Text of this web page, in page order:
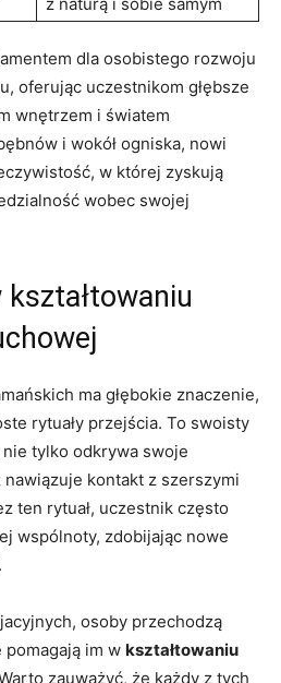
dla osobistego rozwoju
oferując uczestnikom głębsze
wnętrzem i światem
i wokół ogniska, nowi
w której zyskują
wobec swojej
kształtowaniu
ma głębokie znaczenie,
rytuały przejścia. To swoisty
tylko odkrywa swoje
kontakt z szerszymi
ten rytuał, uczestnik często
wspólnoty, zdobijając nowe
osoby przechodzą
im w kształtowaniu
zauważyć, że każdy z tych